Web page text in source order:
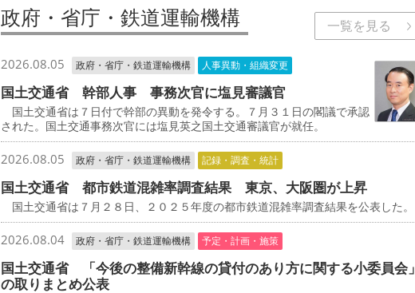
政府・省庁・鉄道運輸機構 一覧を見る
2026.08.05 政府・省庁・鉄道運輸機構 人事異動・組織変更
国土交通省 幹部人事 事務次官に塩見審議官
国土交通省は７日付で幹部の異動を発令する。７月３１日の閣議で承認
された。国土交通事務次官には塩見英之国土交通審議官が就任。
2026.08.05 政府・省庁・鉄道運輸機構 記録・調査・統計
国土交通省 都市鉄道混雑率調査結果 東京、大阪圏が上昇
国土交通省は７月２８日、２０２５年度の都市鉄道混雑率調査結果を公表した。
2026.08.04 政府・省庁・鉄道運輸機構 予定・計画・施策
国土交通省 「今後の整備新幹線の貸付のあり方に関する小委員会」
の取りまとめ公表